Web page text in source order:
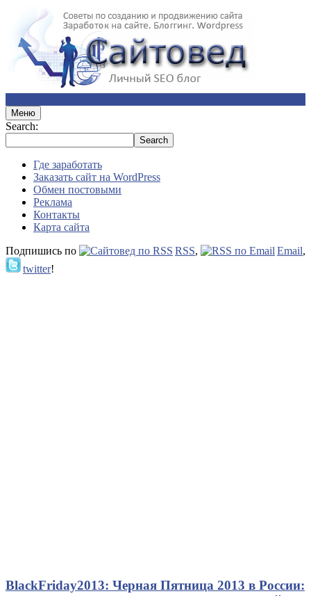
Меню
Search:
Где заработать
Заказать сайт на WordPress
Обмен постовыми
Реклама
Контакты
Карта сайта
Подпишись по
RSS, Email,
twitter!
BlackFriday2013: Черная Пятница 2013 в России: